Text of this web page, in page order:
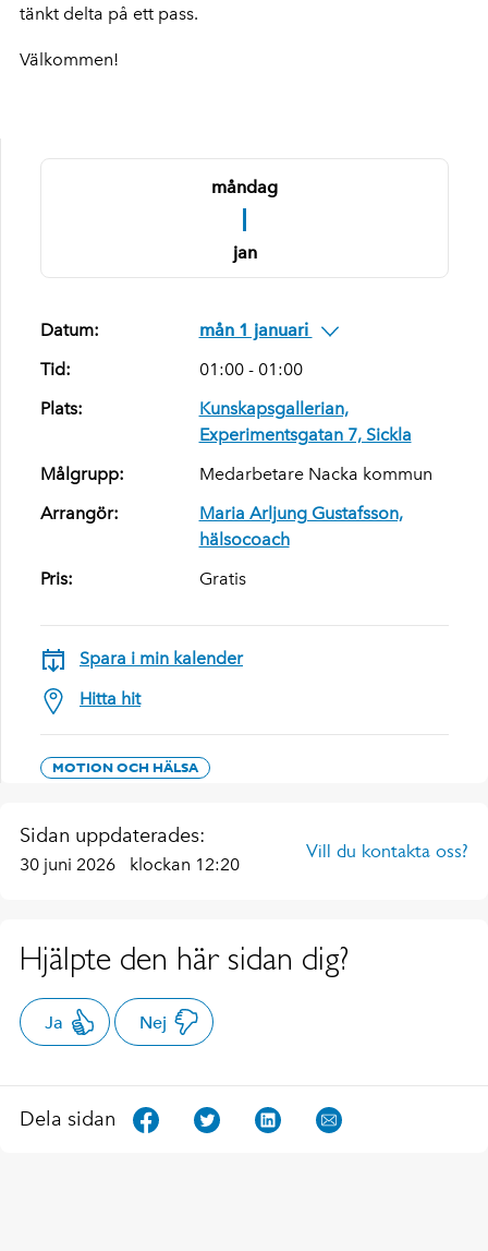
måndag
1
jan
Datum:
mån 1 januari
Tid:
01:00 - 01:00
Plats:
Kunskapsgallerian,
Experimentsgatan 7, Sickla
Målgrupp:
Medarbetare Nacka kommun
Arrangör:
Maria Arljung Gustafsson,
hälsocoach
Pris:
Gratis
Spara i min kalender
Hitta hit
MOTION OCH HÄLSA
tänkt delta på ett pass.
Välkommen!
Sidan uppdaterades:
30 juni 2026 klockan 12:20
Vill du kontakta oss?
Hjälpte den här sidan dig?
Ja Nej
Dela sidan